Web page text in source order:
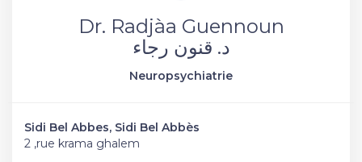
Dr. Radjàa Guennoun
د. قنون رجاء
Neuropsychiatrie
Sidi Bel Abbes, Sidi Bel Abbès
2 ,rue krama ghalem